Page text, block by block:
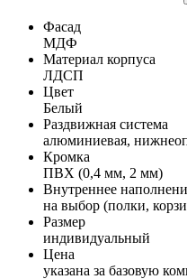
Фасад
МДФ
Материал корпуса
ЛДСП
Цвет
Белый
Раздвижная система
алюминиевая,
Кромка
ПВХ (0,4 мм, 2 мм)
Внутреннее
на выбор (полки,
Размер
индивидуальный
Цена
указана за базовую